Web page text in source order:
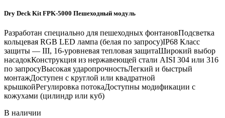
Dry Deck Kit FPK-5000 Пешеходный модуль
Разработан специально для пешеходных фонтановПодсветка
кольцевая RGB LED лампа (белая по запросу)IP68 Класс
защиты — III, 16-уровневая тепловая защитаШирокий выбор
насадокКонструкция из нержавеющей стали AISI 304 или 316
по запросуВысокая ударопрочностьЛегкий и быстрый
монтажДоступен с круглой или квадратной
крышкойРегулировка потокаДоступны модификации с
кожухами (цилиндр или куб)
В наличии